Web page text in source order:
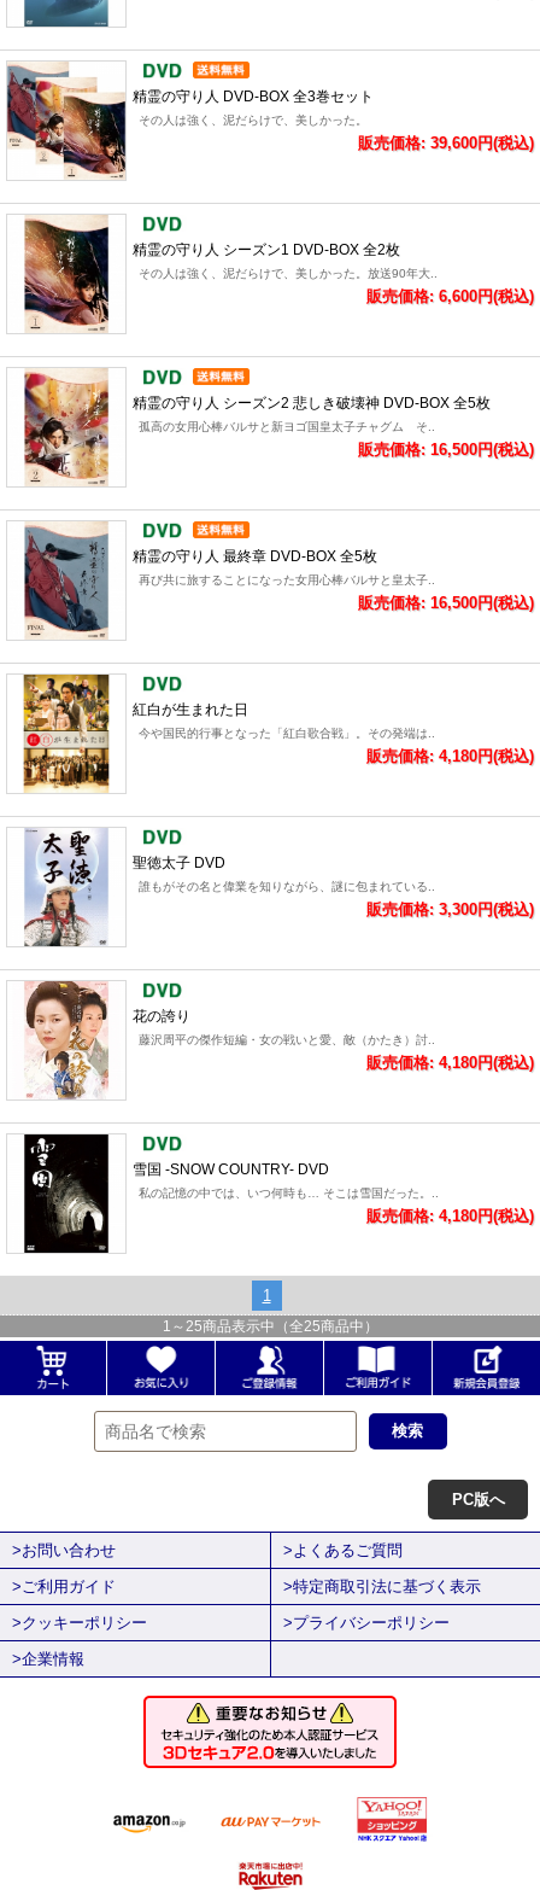
精霊の守り人 DVD-BOX 全3巻セット
その人は強く、泥だらけで、美しかった。
販売価格: 39,600円(税込)
精霊の守り人 シーズン1 DVD-BOX 全2枚
その人は強く、泥だらけで、美しかった。放送90年大..
販売価格: 6,600円(税込)
精霊の守り人 シーズン2 悲しき破壊神 DVD-BOX 全5枚
孤高の女用心棒バルサと新ヨゴ国皇太子チャグム そ..
販売価格: 16,500円(税込)
精霊の守り人 最終章 DVD-BOX 全5枚
再び共に旅することになった女用心棒バルサと皇太子..
販売価格: 16,500円(税込)
紅白が生まれた日
今や国民的行事となった「紅白歌合戦」。その発端は..
販売価格: 4,180円(税込)
聖徳太子 DVD
誰もがその名と偉業を知りながら、謎に包まれている..
販売価格: 3,300円(税込)
花の誇り
藤沢周平の傑作短編・女の戦いと愛、敵（かたき）討..
販売価格: 4,180円(税込)
雪国 -SNOW COUNTRY- DVD
私の記憶の中では、いつ何時も… そこは雪国だった。..
販売価格: 4,180円(税込)
1
1 ～ 25商品表示中（全25商品中）
PC版へ
>お問い合わせ
>よくあるご質問
>ご利用ガイド
>特定商取引法に基づく表示
>クッキーポリシー
>プライバシーポリシー
>企業情報